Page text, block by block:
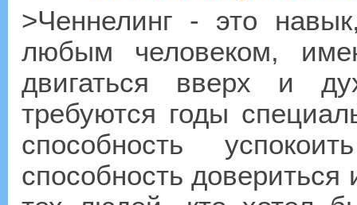
>Ченнелинг - это
любым человеком,
двигаться вверх и
требуются годы
способность
способность довериться